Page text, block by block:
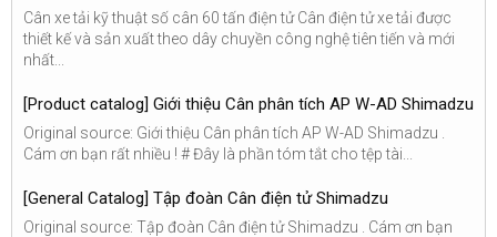
Cân xe tải kỹ thuật số cân 60 tấn điện tử Cân điện tử xe tải được
thiết kế và sản xuất theo dây chuyền công nghệ tiên tiến và mới
nhất...
[Product catalog] Giới thiệu Cân phân tích AP W-AD Shimadzu
Original source: Giới thiệu Cân phân tích AP W-AD Shimadzu .
Cám ơn bạn rất nhiều ! # Đây là phần tóm tắt cho tệp tài...
[General Catalog] Tập đoàn Cân điện tử Shimadzu
Original source: Tập đoàn Cân điện tử Shimadzu . Cám ơn bạn